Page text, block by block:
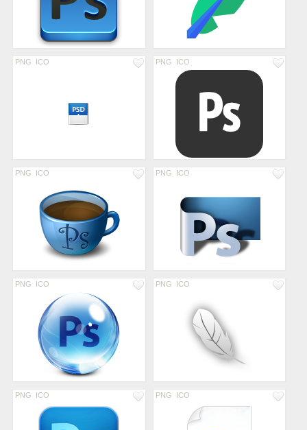
PNG ICO PNG ICO
PNG ICO PNG ICO
PNG ICO PNG ICO
PNG ICO PNG ICO